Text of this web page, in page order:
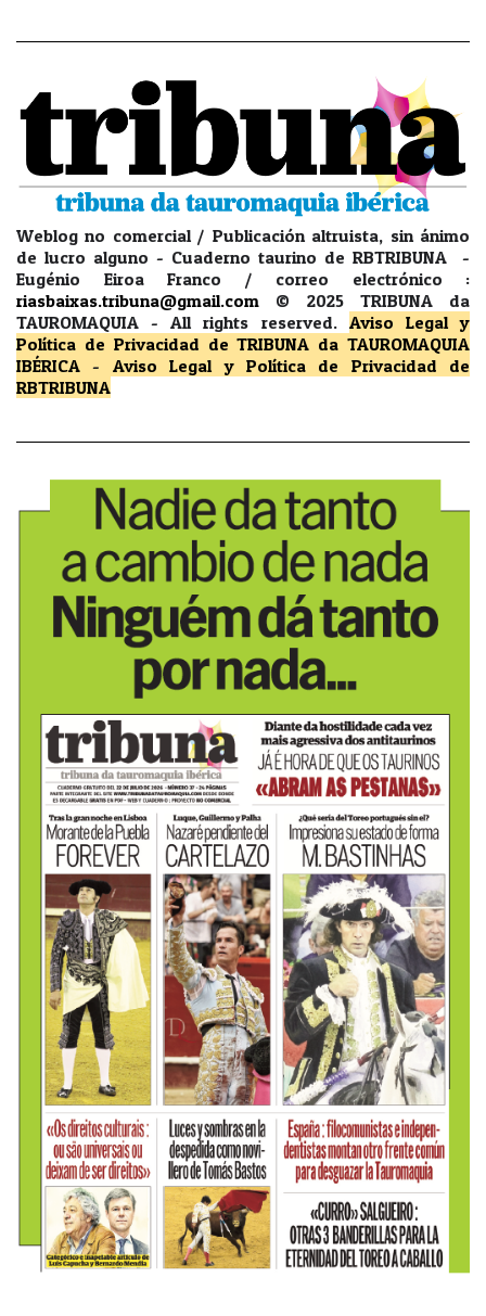
Weblog no comercial / Publicación altruista, sin ánimo
de lucro alguno - Cuaderno taurino de RBTRIBUNA -
Eugénio Eiroa Franco / correo electrónico :
riasbaixas.tribuna@gmail.com
© 2025 TRIBUNA da
TAUROMAQUIA -All rights reserved. Aviso Legal y
Política de Privacidad de TRIBUNA da TAUROMAQUIA
IBÉRICA - Aviso Legal y Política de Privacidad
de
RBTRIBUNA